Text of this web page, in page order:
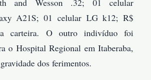
A21S; 01 celular LG k12; R$
carteira. O outro indivíduo foi
o Hospital Regional em Itaberaba,
dos ferimentos.